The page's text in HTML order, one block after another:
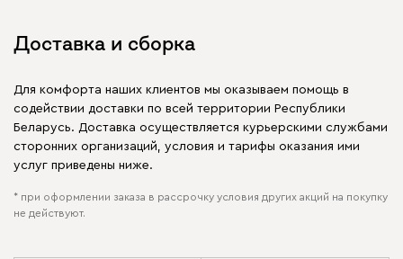
Доставка и сборка
Для комфорта наших клиентов мы оказываем помощь в
содействии доставки по всей территории Республики
Беларусь. Доставка осуществляется курьерскими службами
сторонних организаций, условия и тарифы оказания ими
услуг приведены ниже.
* при оформлении заказа в рассрочку условия других акций на покупку
не действуют.